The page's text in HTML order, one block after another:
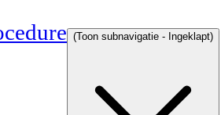
(Toon subnavigatie - Ingeklapt)